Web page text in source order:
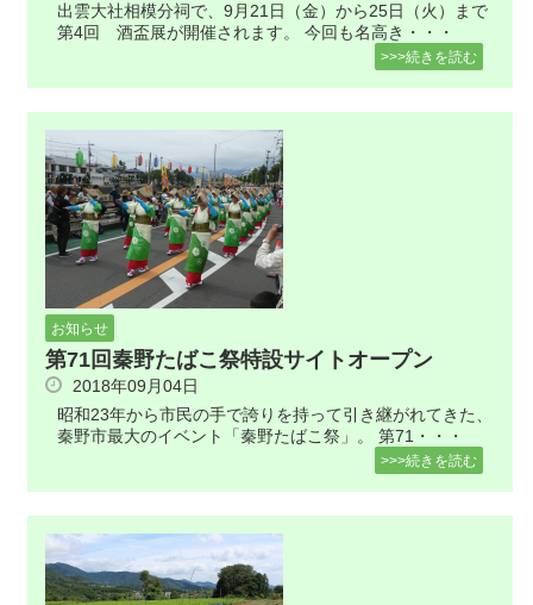
出雲大社相模分祠で、9月21日（金）から25日（火）まで
第4回 酒盃展が開催されます。 今回も名高き・・・
>>>続きを読む
お知らせ
第71回秦野たばこ祭特設サイトオープン
2018年09月04日
昭和23年から市民の手で誇りを持って引き継がれてきた、
秦野市最大のイベント「秦野たばこ祭」。 第71・・・
>>>続きを読む